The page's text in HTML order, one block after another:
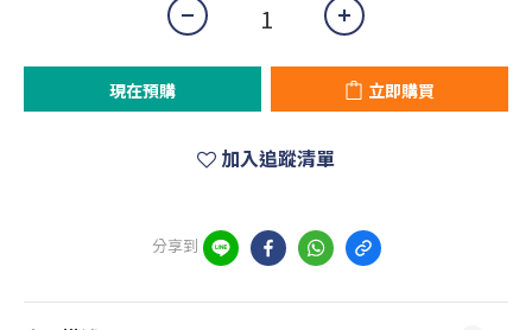
現在預購 立即購買
加入追蹤清單
分享到